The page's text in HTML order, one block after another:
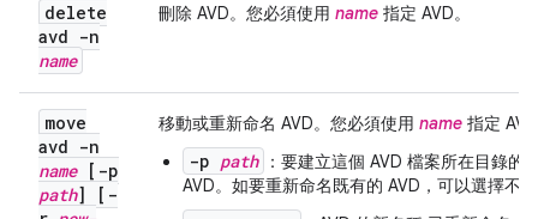
delete
avd -n
name
刪除 AVD。您必須使用 name 指定 AVD。
move
avd -n
name[-p
path] [-
移動或重新命名 AVD。您必須使用 name 指定
-p path
：要建立這個 AVD 檔案所在目錄
AVD。如要重新命名既有的 AVD，可以選擇不